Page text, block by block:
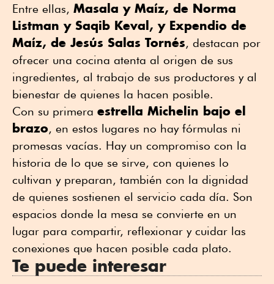
Entre ellas, Masala y Maíz, de Norma
Listman y Saqib Keval, y Expendio de
Maíz, de Jesús Salas Tornés, destacan por
ofrecer una cocina atenta al origen de sus
ingredientes, al trabajo de sus productores y al
bienestar de quienes la hacen posible.
Con su primera estrella Michelin bajo el
brazo, en estos lugares no hay fórmulas ni
promesas vacías. Hay un compromiso con la
historia de lo que se sirve, con quienes lo
cultivan y preparan, también con la dignidad
de quienes sostienen el servicio cada día. Son
espacios donde la mesa se convierte en un
lugar para compartir, reflexionar y cuidar las
conexiones que hacen posible cada plato.
Te puede interesar